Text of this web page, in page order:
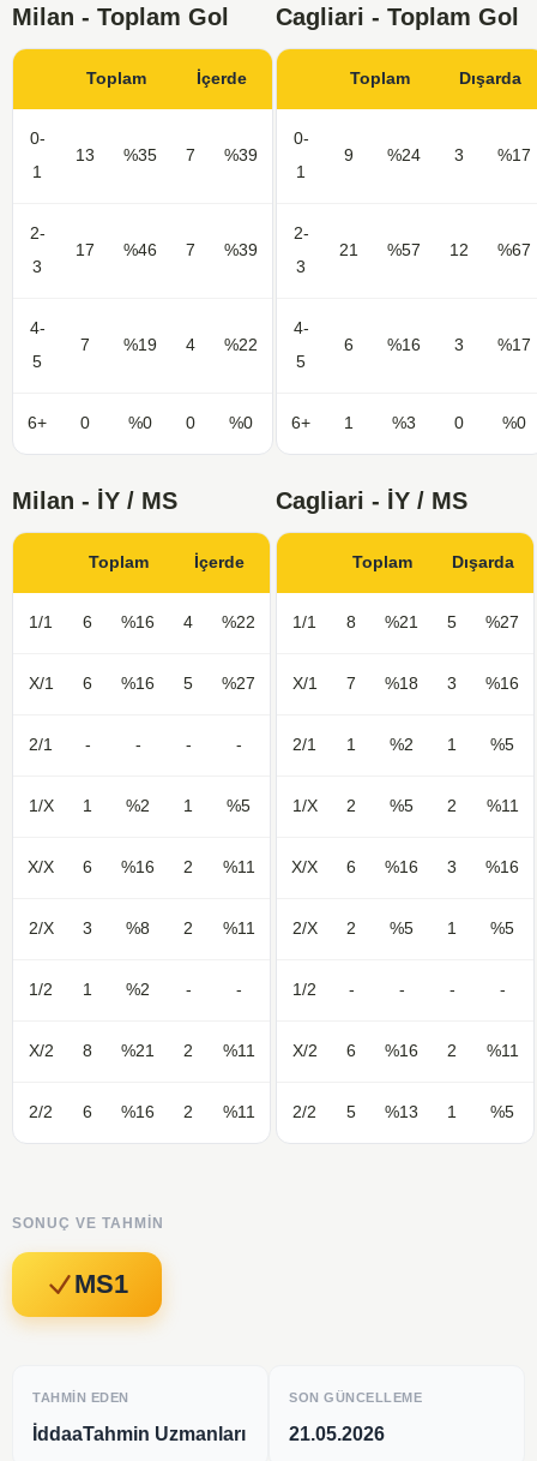
Milan - Toplam Gol
Toplam İçerde
0-
1
13 %35 7 %39
2-
3
17 %46 7 %39
4-
5
7 %19 4 %22
6+ 0 %0 0 %0
Cagliari - Toplam Gol
Toplam Dışarda
0-
1
9 %24 3 %17
2-
3
21 %57 12 %67
4-
5
6 %16 3 %17
6+ 1 %3 0 %0
Milan - İY / MS
Toplam İçerde
1/1 6 %16 4 %22
X/1 6 %16 5 %27
2/1 - - - -
1/X 1 %2 1 %5
X/X 6 %16 2 %11
2/X 3 %8 2 %11
1/2 1 %2 - -
X/2 8 %21 2 %11
2/2 6 %16 2 %11
Cagliari - İY / MS
Toplam Dışarda
1/1 8 %21 5 %27
X/1 7 %18 3 %16
2/1 1 %2 1 %5
1/X 2 %5 2 %11
X/X 6 %16 3 %16
2/X 2 %5 1 %5
1/2 - - - -
X/2 6 %16 2 %11
2/2 5 %13 1 %5
SONUÇ VE TAHMIN
MS1
TAHMIN EDEN
İddaaTahmin Uzmanları
SON GÜNCELLEME
21.05.2026